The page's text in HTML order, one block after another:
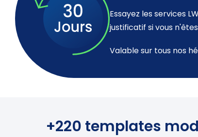
Essayez les services
justificatif si vous
Valable sur tous nos
+220 templates